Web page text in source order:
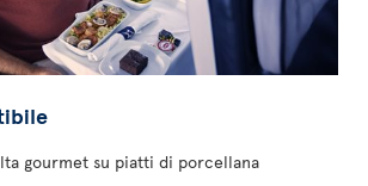
gourmet su piatti di porcellana